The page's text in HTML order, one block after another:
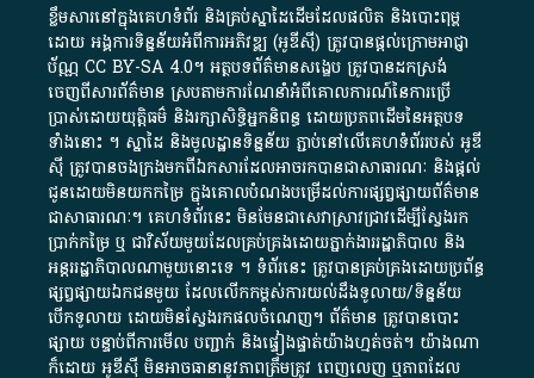
ខ្លឹមសារ​នៅ​ក្នុង​គេហទំព័រ និង​គ្រប់​ស្នា​ដៃ​ដើម​ដែល​ផលិត​ និង​បោះពុម្ព​
ដោយ​ អង្គការ​ទិន្នន័យ​អំពី​ការអភិវឌ្ឍ​​ (អូ​ឌី​ស៊ី)​ ត្រូវ​បាន​ផ្តល់​ក្រោម​អាជ្ញា
ប័ណ្ណ​CC BY-SA 4.0។​ អត្ថបទ​ព័ត៌មាន​សង្ខេប​ ត្រូវ​បាន​ដកស្រង់​
ចេញពី​សារព័ត៌មាន ស្របតាមការ​ណែនាំ​អំពី​គោលការណ៍​នៃ​ការ​ប្រើ
ប្រាស់​ដោយ​យុត្តិធម៌​ និង​រក្សាសិទ្ធិអ្នកនិពន្ធ ដោយ​ប្រភពដើម​នៃ​​អត្ថបទ
ទាំង​នោះ​ ។​ ស្នាដៃ​ និង​មូលដ្ឋាន​ទិន្នន័យ ​ភ្ជាប់​នៅ​លើ​គេហទំព័រ​របស់​ អូ​ឌី​
ស៊ី​ ត្រូវ​បាន​ចងក្រង​មក​ពី​ឯកសារ​ដែល​អាច​រក​បានជា​សាធារណៈ​ និង​ផ្តល់​
ជូន​ដោយ​មិន​យក​កម្រៃ​ ក្នុង​គោលបំណង​បម្រើ​ដល់ការ​ផ្សព្វផ្សាយ​ព័ត៌មាន​
ជា​សាធារណៈ​។​ គេហទំព័រ​នេះ​ មិនមែន​ជា​សេវា​ស្រាវជ្រាវ​ដើម្បី​ស្វែងរក
ប្រាក់​កម្រៃ​ ឬ​ ជា​វិស័យ​មួយ​ដែល​គ្រប់គ្រង​ដោយ​ភ្នាក់ងារ​រដ្ឋាភិបាល​ និង ​
អន្តររដ្ឋាភិបាល​ណាមួយ​នោះ​ទេ ​។​ ទំព័រ​នេះ​ ត្រូវ​បាន​គ្រប់គ្រង​ដោយ​ប្រព័ន្ធ​
ផ្សព្វផ្សាយ​ឯកជន​មួយ​ ដែល​លើកកម្ពស់​ការ​យល់​ដឹង​ទូលាយ​/​ទិន្នន័យ​
បើក​ទូលាយ​ ដោយ​មិនស្វែង​រក​ផល​ចំណេញ​។​ ព័ត៌មាន​ ត្រូវ​បាន​បោះ
ផ្សាយ​ បន្ទាប់​ពី​ការ​មើល​ បញ្ជាក់​ និង​ផ្ទៀងផ្ទាត់​យ៉ាង​ហ្មត់ចត់​។​ យ៉ាងណា​
ក៏​ដោយ​ អូ​ឌី​ស៊ី​ មិន​អាច​ធានា​នូវ​ភាព​ត្រឹមត្រូវ​ ពេញលេញ​ ឬ​ភាព​ដែល​